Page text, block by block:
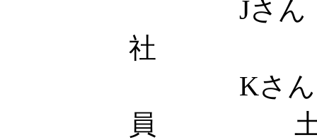
Jさん
社 土
Kさん
員 土